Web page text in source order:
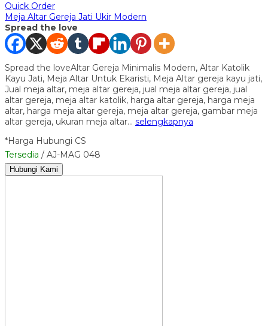
Quick Order
Meja Altar Gereja Jati Ukir Modern
Spread the love
Spread the loveAltar Gereja Minimalis Modern, Altar Katolik
Kayu Jati, Meja Altar Untuk Ekaristi, Meja Altar gereja kayu jati,
Jual meja altar, meja altar gereja, jual meja altar gereja, jual
altar gereja, meja altar katolik, harga altar gereja, harga meja
altar, harga meja altar gereja, meja altar gereja, gambar meja
altar gereja, ukuran meja altar… selengkapnya
*Harga Hubungi CS
Tersedia / AJ-MAG 048
Hubungi Kami